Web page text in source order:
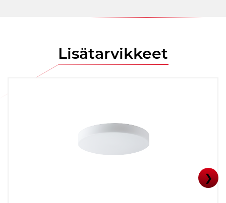
Lisätarvikkeet
❯